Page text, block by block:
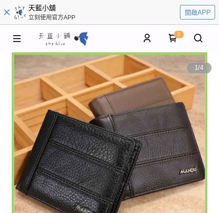
天藍小舖
立刻使用官方APP
開啟APP
0
1/4